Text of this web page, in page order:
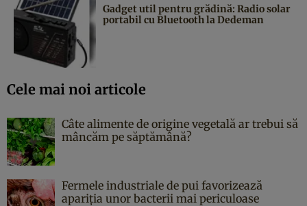
Gadget util pentru grădină: Radio solar
portabil cu Bluetooth la Dedeman
Cele mai noi articole
Câte alimente de origine vegetală ar trebui să
mâncăm pe săptămână?
Fermele industriale de pui favorizează
apariția unor bacterii mai periculoase